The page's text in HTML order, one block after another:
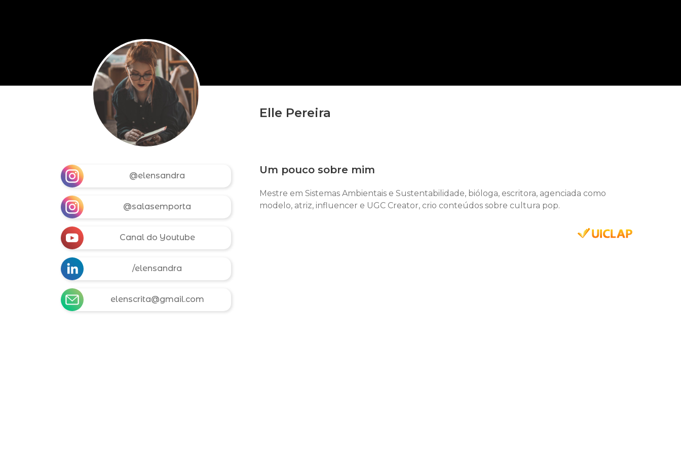
@elensandra
@salasemporta
Canal do Youtube
/elensandra
elenscrita@gmail.com
Elle Pereira
Um pouco sobre mim
Mestre em Sistemas Ambientais e Sustentabilidade, bióloga, escritora, agenciada como
modelo, atriz, influencer e UGC Creator, crio conteúdos sobre cultura pop.